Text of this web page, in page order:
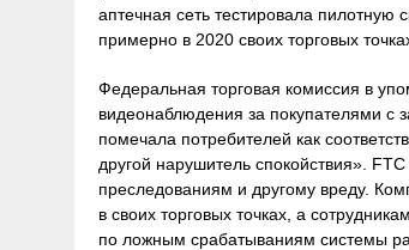
аптечная сеть тестировала
примерно в 2020 своих торговых
Федеральная торговая комиссия в
видеонаблюдения за покупателями с
помечала потребителей как
другой нарушитель спокойствия».
преследованиям и другому вреду.
в своих торговых точках, а
по ложным срабатываниям системы